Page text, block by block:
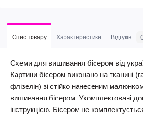
Опис товару Характеристики Відгуків
Схеми для вишивання бісером від
Картини бісером виконано на тканині
флізелін) зі стійко нанесеним
вишивання бісером. Укомплектовані
інструкцією. Бісером не